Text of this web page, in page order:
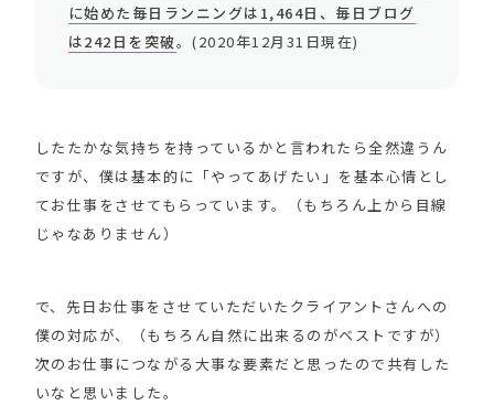
に始めた毎日ランニングは1,464日、毎日ブログ
は242日を突破。(2020年12月31日現在)
したたかな気持ちを持っているかと言われたら全然違うん
ですが、僕は基本的に「やってあげたい」を基本心情とし
てお仕事をさせてもらっています。（もちろん上から目線
じゃなありません）
で、先日お仕事をさせていただいたクライアントさんへの
僕の対応が、（もちろん自然に出来るのがベストですが）
次のお仕事につながる大事な要素だと思ったので共有した
いなと思いました。